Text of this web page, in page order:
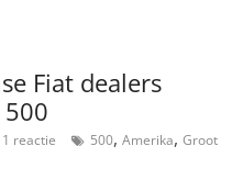
Fiat dealers
1 reactie 500, Amerika, Groot